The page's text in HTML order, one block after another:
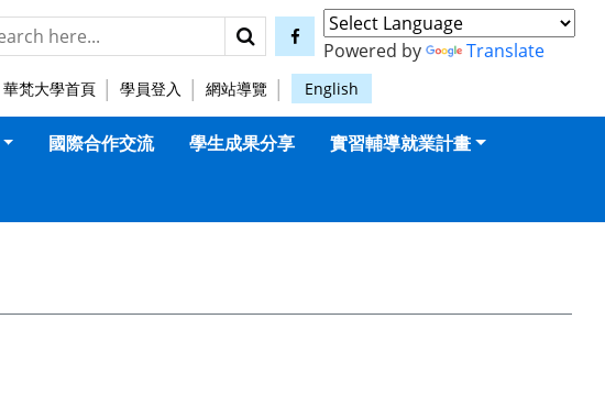
搜尋 facebook
Powered by Translate
華梵大學首頁 學員登入 網站導覽 English
國際合作交流 學生成果分享 實習輔導就業計畫